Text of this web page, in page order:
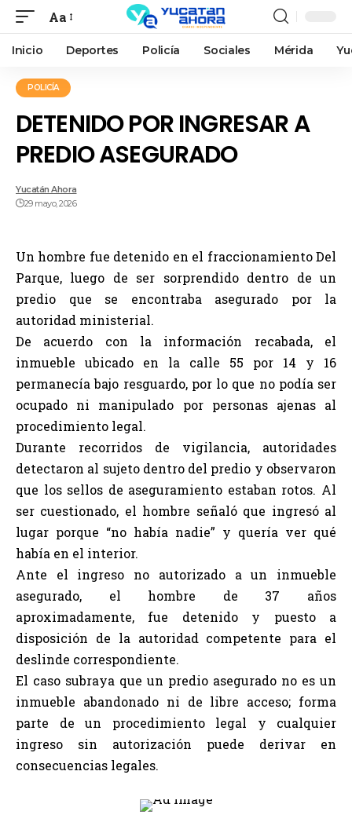
Aa
Inicio Deportes Policía Sociales Mérida
POLICÍA
DETENIDO POR INGRESAR A
PREDIO ASEGURADO
Yucatán Ahora
29 mayo, 2026
Un hombre fue detenido en el fraccionamiento Del
Parque, luego de ser sorprendido dentro de un
predio que se encontraba asegurado por la
autoridad ministerial.
De acuerdo con la información recabada, el
inmueble ubicado en la calle 55 por 14 y 16
permanecía bajo resguardo, por lo que no podía ser
ocupado ni manipulado por personas ajenas al
procedimiento legal.
Durante recorridos de vigilancia, autoridades
detectaron al sujeto dentro del predio y observaron
que los sellos de aseguramiento estaban rotos. Al
ser cuestionado, el hombre señaló que ingresó al
lugar porque “no había nadie” y quería ver qué
había en el interior.
Ante el ingreso no autorizado a un inmueble
asegurado, el hombre de 37 años
aproximadamente, fue detenido y puesto a
disposición de la autoridad competente para el
deslinde correspondiente.
El caso subraya que un predio asegurado no es un
inmueble abandonado ni de libre acceso; forma
parte de un procedimiento legal y cualquier
ingreso sin autorización puede derivar en
consecuencias legales.